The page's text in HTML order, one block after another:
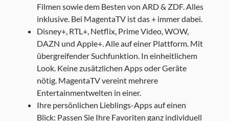
Filmen sowie dem Besten von ARD & ZDF. Alles
inklusive. Bei MagentaTV ist das + immer dabei.
Disney+, RTL+, Netflix, Prime Video, WOW,
DAZN und Apple+. Alle auf einer Plattform. Mit
übergreifender Suchfunktion. In einheitlichem
Look. Keine zusätzlichen Apps oder Geräte
nötig. MagentaTV vereint mehrere
Entertainmentwelten in einer.
Ihre persönlichen Lieblings-Apps auf einen
Blick: Passen Sie Ihre Favoriten ganz individuell